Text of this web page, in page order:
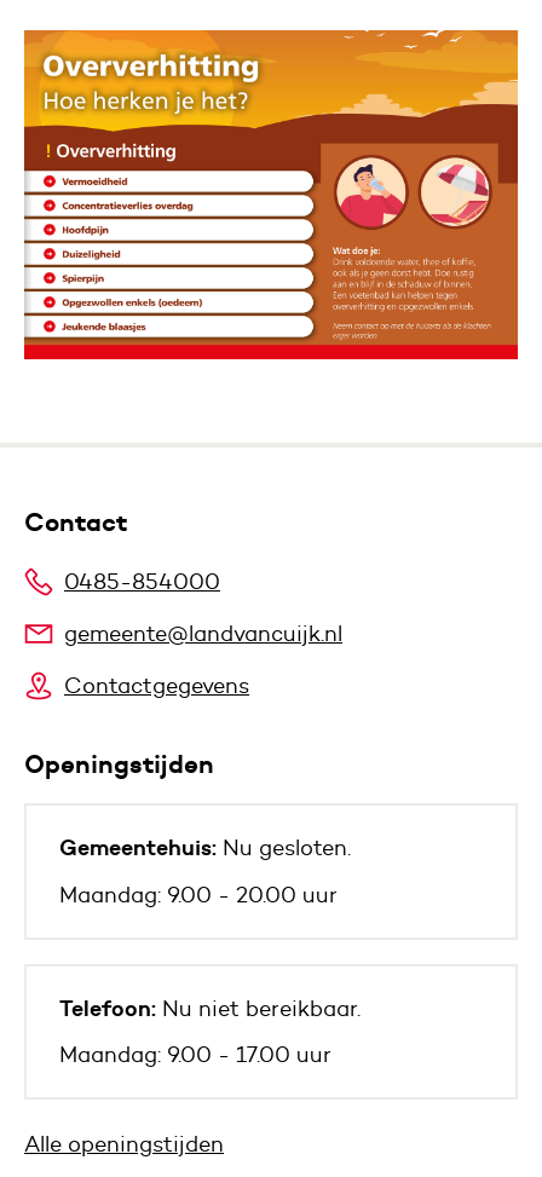
Contact
0485-854000
gemeente@landvancuijk.nl
Contactgegevens
Openingstijden
Gemeentehuis: Nu gesloten.
Maandag: 9.00 - 20.00 uur
Telefoon: Nu niet bereikbaar.
Maandag: 9.00 - 17.00 uur
Alle openingstijden